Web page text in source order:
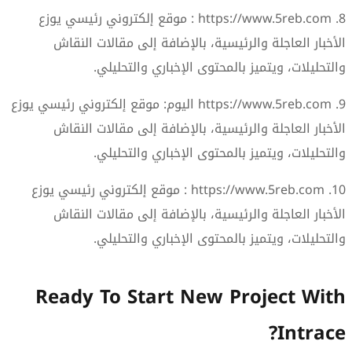
8. https://www.5reb.com : موقع إلكتروني رئيسي يوزع
الأخبار العاجلة والرئيسية، بالإضافة إلى مقالات النقاش
والتحليلات، ويتميز بالمحتوى الإخباري والتحليلي.
9. https://www.5reb.com اليوم: موقع إلكتروني رئيسي يوزع
الأخبار العاجلة والرئيسية، بالإضافة إلى مقالات النقاش
والتحليلات، ويتميز بالمحتوى الإخباري والتحليلي.
10. https://www.5reb.com : موقع إلكتروني رئيسي يوزع
الأخبار العاجلة والرئيسية، بالإضافة إلى مقالات النقاش
والتحليلات، ويتميز بالمحتوى الإخباري والتحليلي.
Ready To Start New Project With
Intrace?